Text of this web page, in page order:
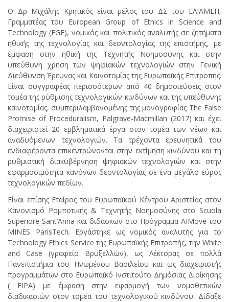
Ο Δρ Μιχάλης Κρητικός είναι μέλος του ΔΣ του ΕΛΙΑΜΕΠ,
Γραμματέας του European Group of Ethics in Science and
Technology (EGE), νομικός και πολιτικός αναλυτής σε ζητήματα
ηθικής της τεχνολογίας και δεοντολογίας της επιστήμης, με
έμφαση στην ηθική της Τεχνητής Νοημοσύνης και στην
υπεύθυνη χρήση των ψηφιακών τεχνολογιών στην Γενική
Διεύθυνση Έρευνας και Καινοτομίας της Ευρωπαϊκής Επιτροπής.
Είναι συγγραφέας περισσότερων από 40 δημοσιεύσεις στον
τομέα της ρύθμισης τεχνολογικών κινδύνων και της υπεύθυνης
καινοτομίας, συμπεριλαμβανομένης της μονογραφίας The False
Promise of Proceduralism, Palgrave-Macmillan (2017) και έχει
διαχειριστεί 20 εμβληματικά έργα στον τομέα των νέων και
αναδυόμενων τεχνολογιών. Τα τρέχοντα ερευνητικά του
ενδιαφέροντα επικεντρώνονται στην εκτίμηση κινδύνου και τη
ρυθμιστική διακυβέρνηση ψηφιακών τεχνολογιών και στην
εφαρμοσιμότητα κανόνων δεοντολογίας σε ένα μεγάλο εύρος
τεχνολογικών πεδίων.
Είναι επίσης Εταίρος του Ευρωπαϊκού Κέντρου Αριστείας στον
Κανονισμό Ρομποτικής & Τεχνητής Νοημοσύνης στο Scuola
Superiore Sant’Anna και διδάσκων στο Πρόγραμμα AIMove του
MINES ParisTech. Εργάστηκε ως νομικός αναλυτής για το
Technology Ethics Service της Ευρωπαϊκής Επιτροπής, την White
and Case (γραφείο Βρυξελλών), ως Λέκτορας σε πολλά
Πανεπιστήμια του Ηνωμένου Βασιλείου και ως διαχειριστής
προγραμμάτων στο Ευρωπαϊκό Ινστιτούτο Δημόσιας Διοίκησης
( EIPA) με έμφαση στην εφαρμογή των νομοθετικών
διαδικασιών στον τομέα του τεχνολογικού κινδύνου. Δίδαξε